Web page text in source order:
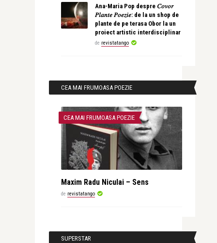
Ana-Maria Pop despre 𝐶𝑜𝑣𝑜𝑟
𝑃𝑙𝑎𝑛𝑡𝑒 𝑃𝑜𝑒𝑧𝑖𝑒: de la un shop de
plante de pe terasa Obor la un
proiect artistic interdisciplinar
de revistatango
CEA MAI FRUMOASA POEZIE
CEA MAI FRUMOASA POEZIE
Maxim Radu Niculai – Sens
de revistatango
SUPERSTAR